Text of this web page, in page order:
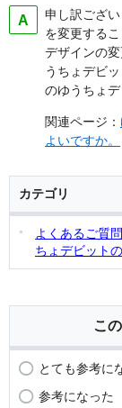
申し訳ござ
を変更するこ
デザインの
うちょデビ
のゆうちょ
関連ページ：
よいですか。
カテゴリ
よくあるご質問
ちょデビット
こ
とても参考に
参考になった